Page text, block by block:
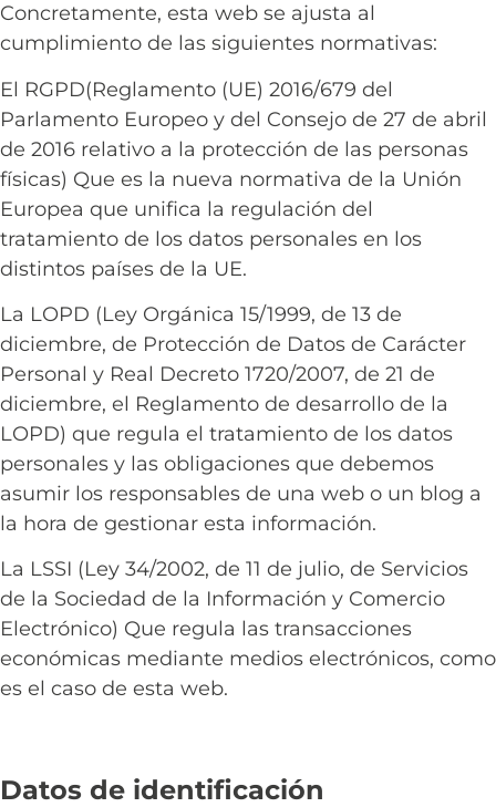
Concretamente, esta web se ajusta al
cumplimiento de las siguientes normativas:
El RGPD(Reglamento (UE) 2016/679 del
Parlamento Europeo y del Consejo de 27 de abril
de 2016 relativo a la protección de las personas
físicas) Que es la nueva normativa de la Unión
Europea que unifica la regulación del
tratamiento de los datos personales en los
distintos países de la UE.
La LOPD (Ley Orgánica 15/1999, de 13 de
diciembre, de Protección de Datos de Carácter
Personal y Real Decreto 1720/2007, de 21 de
diciembre, el Reglamento de desarrollo de la
LOPD) que regula el tratamiento de los datos
personales y las obligaciones que debemos
asumir los responsables de una web o un blog a
la hora de gestionar esta información.
La LSSI (Ley 34/2002, de 11 de julio, de Servicios
de la Sociedad de la Información y Comercio
Electrónico) Que regula las transacciones
económicas mediante medios electrónicos, como
es el caso de esta web.
Datos de identificación